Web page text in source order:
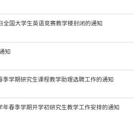
国大学生英语竞赛教学楼封闭的通知
知
学期研究生课程教学助理选聘工作的通知
春季学期开学初研究生教学工作安排的通知